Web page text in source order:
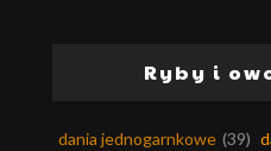
Ryby i
dania jednogarnkowe (39)